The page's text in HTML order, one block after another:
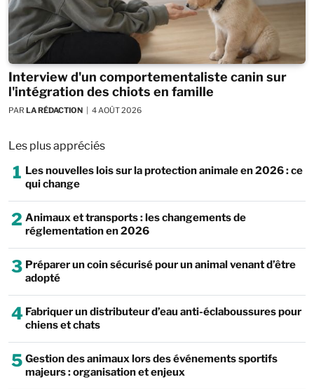
Interview d'un comportementaliste canin sur
l'intégration des chiots en famille
PAR LA RÉDACTION 4 AOÛT 2026
Les plus appréciés
1 Les nouvelles lois sur la protection animale en 2026 : ce
qui change
2 Animaux et transports : les changements de
réglementation en 2026
3 Préparer un coin sécurisé pour un animal venant d’être
adopté
4 Fabriquer un distributeur d’eau anti-éclaboussures pour
chiens et chats
5 Gestion des animaux lors des événements sportifs
majeurs : organisation et enjeux